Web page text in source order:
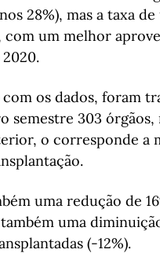
28%), mas a taxa
com um melhor
os dados, foram
semestre 303 órgãos,
o corresponde a
uma redução de
uma
(-12%).